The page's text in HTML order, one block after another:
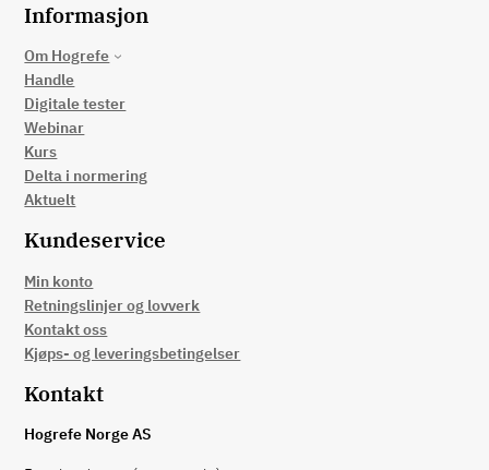
Informasjon
Om Hogrefe
Handle
Digitale tester
Webinar
Kurs
Delta i normering
Aktuelt
Kundeservice
Min konto
Retningslinjer og lovverk
Kontakt oss
Kjøps- og leveringsbetingelser
Kontakt
Hogrefe Norge AS